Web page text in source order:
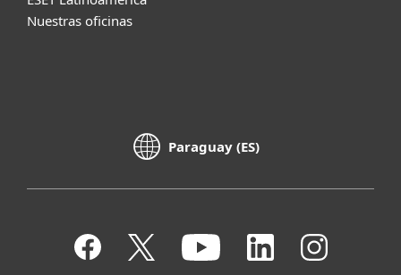
Nuestras oficinas
Paraguay (ES)